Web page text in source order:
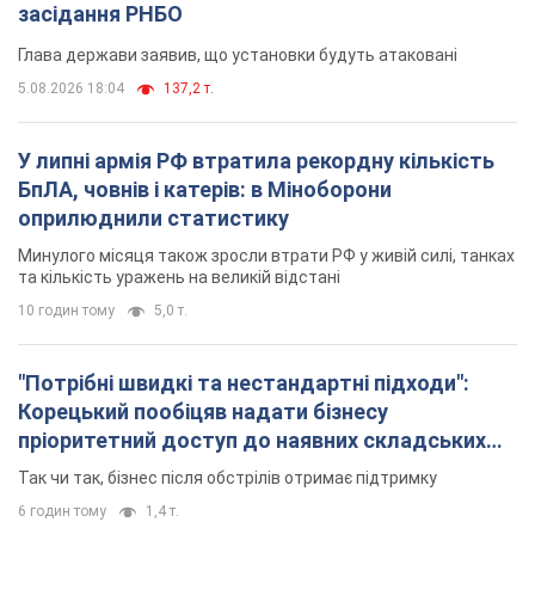
засідання РНБО
Глава держави заявив, що установки будуть атаковані
5.08.2026 18:04 137,2 т.
У липні армія РФ втратила рекордну кількість
БпЛА, човнів і катерів: в Міноборони
оприлюднили статистику
Минулого місяця також зросли втрати РФ у живій силі, танках
та кількість уражень на великій відстані
10 годин тому 5,0 т.
"Потрібні швидкі та нестандартні підходи":
Корецький пообіцяв надати бізнесу
пріоритетний доступ до наявних складських
приміщень
Так чи так, бізнес після обстрілів отримає підтримку
6 годин тому 1,4 т.